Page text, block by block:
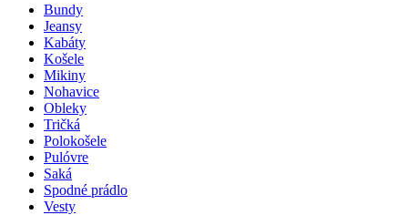
Bundy
Jeansy
Kabáty
Košele
Mikiny
Nohavice
Obleky
Tričká
Polokošele
Pulóvre
Saká
Spodné prádlo
Vesty